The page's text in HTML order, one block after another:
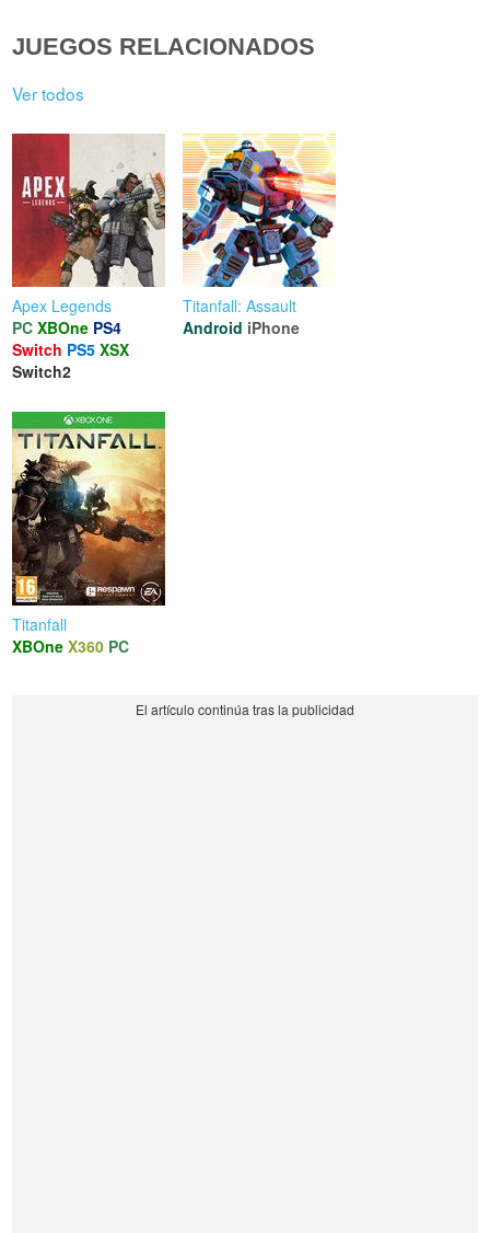
JUEGOS RELACIONADOS
Ver todos
Apex Legends
PC XBOne PS4
Switch PS5 XSX
Switch2
Titanfall: Assault
Android iPhone
Titanfall
XBOne X360 PC